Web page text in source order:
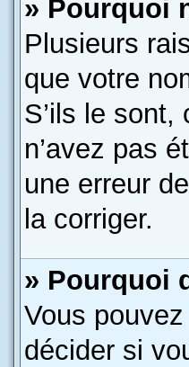
» Pourquoi
Plusieurs
que votre
S’ils le sont,
n’avez pas
une erreur
la corriger.
» Pourquoi
Vous
décider si